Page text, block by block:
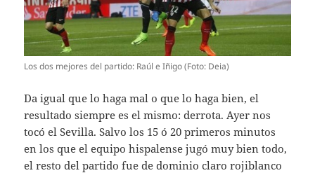
Los dos mejores del partido: Raúl e Iñigo (Foto: Deia)
Da igual que lo haga mal o que lo haga bien, el
resultado siempre es el mismo: derrota. Ayer nos
tocó el Sevilla. Salvo los 15 ó 20 primeros minutos
en los que el equipo hispalense jugó muy bien todo,
el resto del partido fue de dominio claro rojiblanco